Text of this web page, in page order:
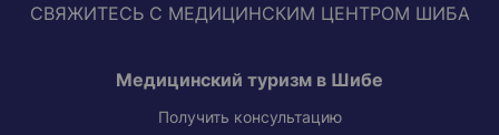
СВЯЖИТЕСЬ С МЕДИЦИНСКИМ ЦЕНТРОМ ШИБА
Медицинский туризм в Шибе
Получить консультацию